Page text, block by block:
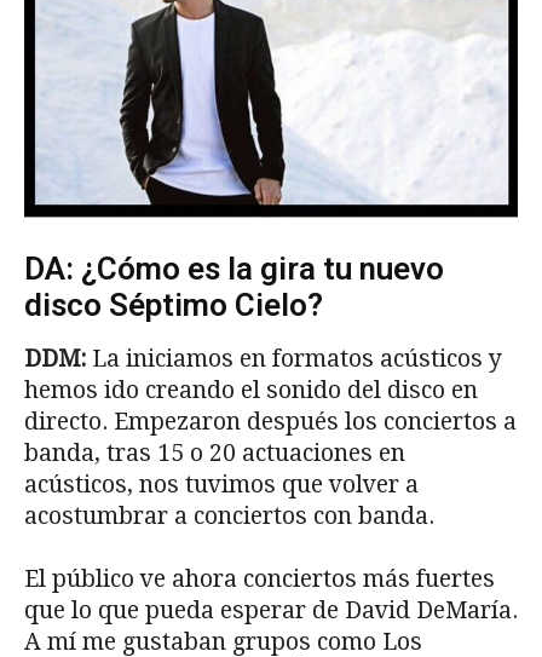
DA: ¿Cómo es la gira tu nuevo
disco Séptimo Cielo?
DDM: La iniciamos en formatos acústicos y
hemos ido creando el sonido del disco en
directo. Empezaron después los conciertos a
banda, tras 15 o 20 actuaciones en
acústicos, nos tuvimos que volver a
acostumbrar a conciertos con banda.
El público ve ahora conciertos más fuertes
que lo que pueda esperar de David DeMaría.
A mí me gustaban grupos como Los